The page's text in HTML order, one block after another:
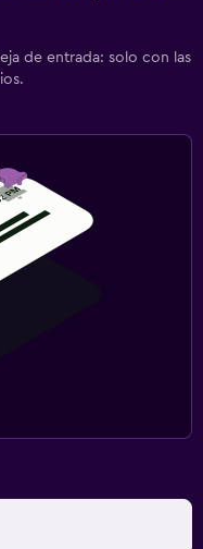
de entrada: solo con las